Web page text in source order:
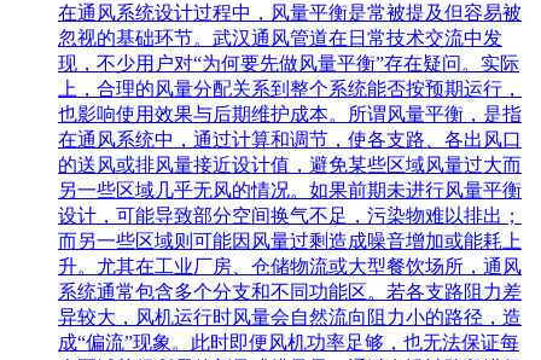
在通风系统设计过程中，风量平衡是常被提及但容易被
忽视的基础环节。武汉通风管道在日常技术交流中发
现，不少用户对“为何要先做风量平衡”存在疑问。实际
上，合理的风量分配关系到整个系统能否按预期运行，
也影响使用效果与后期维护成本。所谓风量平衡，是指
在通风系统中，通过计算和调节，使各支路、各出风口
的送风或排风量接近设计值，避免某些区域风量过大而
另一些区域几乎无风的情况。如果前期未进行风量平衡
设计，可能导致部分空间换气不足，污染物难以排出；
而另一些区域则可能因风量过剩造成噪音增加或能耗上
升。尤其在工业厂房、仓储物流或大型餐饮场所，通风
系统通常包含多个分支和不同功能区。若各支路阻力差
异较大，风机运行时风量会自然流向阻力小的路径，造
成“偏流”现象。此时即便风机功率足够，也无法保证每